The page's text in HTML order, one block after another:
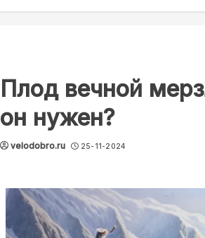
Плод вечной
он нужен?
velodobro.ru 25-11-2024